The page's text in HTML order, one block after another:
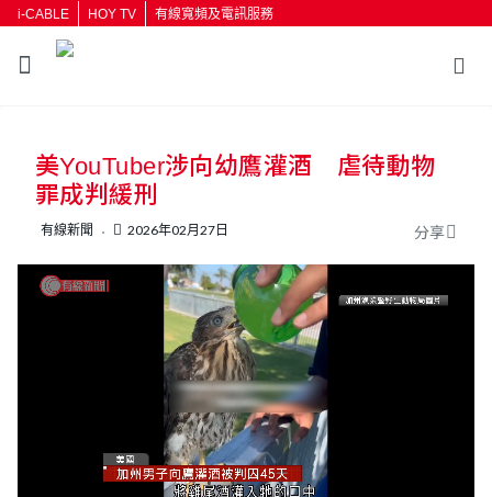
i-CABLE HOY TV 有線寬頻及電訊服務
按輸入鍵開始搜尋
美YouTuber涉向幼鷹灌酒 虐待動物
罪成判緩刑
有線新聞 2026年02月27日 分享